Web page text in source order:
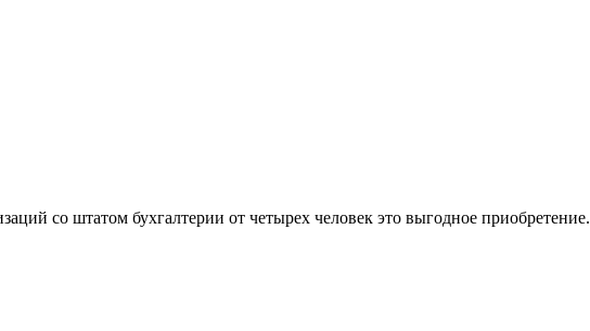
со штатом бухгалтерии от четырех человек это выгодное приобретение.